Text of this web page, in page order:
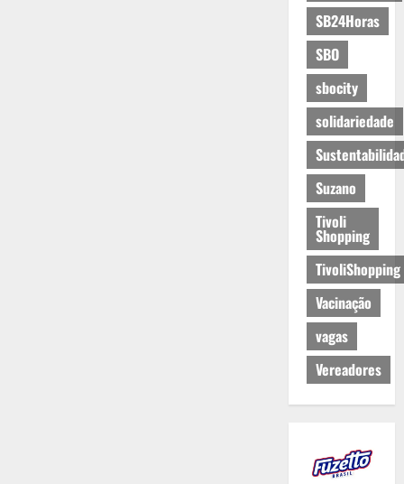
SB24Horas
SBO
sbocity
solidariedade
Suzano
Tivoli
Shopping
TivoliShopping
Vacinação
vagas
Vereadores